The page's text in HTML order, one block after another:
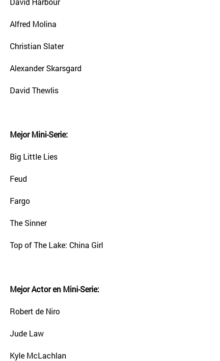
Alfred Molina
Christian Slater
Alexander Skarsgard
David Thewlis
Mejor Mini-Serie:
Big Little Lies
Feud
Fargo
The Sinner
Top of The Lake: China Girl
Mejor Actor en Mini-Serie:
Robert de Niro
Jude Law
Kyle McLachlan